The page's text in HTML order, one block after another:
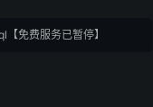
免费服务已暂停】